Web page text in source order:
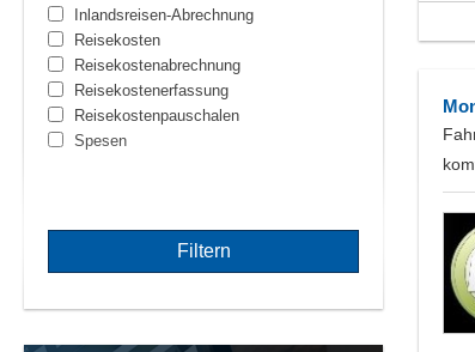
Inlandsreisen-Abrechnung
Reisekosten
Reisekostenabrechnung
Reisekostenerfassung
Reisekostenpauschalen
Spesen